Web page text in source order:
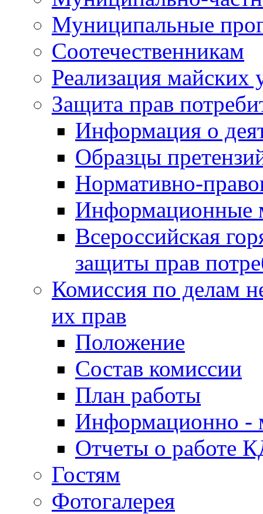
Муниципальные
Соотечественникам
Реализация майских
Защита прав
Информация о
Образцы
Нормативно-
Информационные
Всероссийская
защиты прав
Комиссия по делам
их прав
Положение
Состав комиссии
План работы
Информационно -
Отчеты о работе
Гостям
Фотогалерея